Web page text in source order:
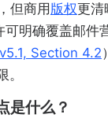
但商用 版权更
明确覆盖邮件
Section 4.2
是什么？